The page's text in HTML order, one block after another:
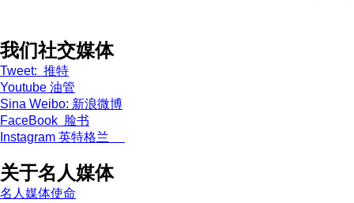
我们社交媒体
Tweet: 推特
Youtube 油管
Sina Weibo: 新浪微博
FaceBook 脸书
Instagram 英特格兰
关于名人媒体
名人媒体使命